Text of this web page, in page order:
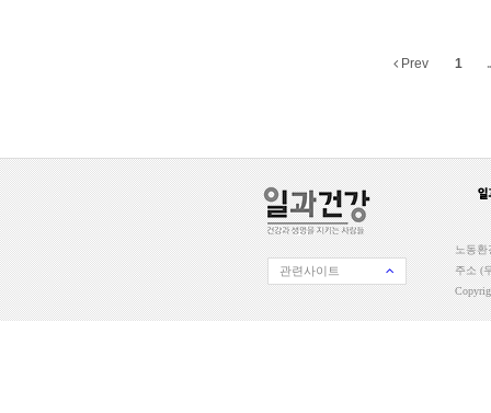
Prev 1
관련사이트
노동환
주소 (